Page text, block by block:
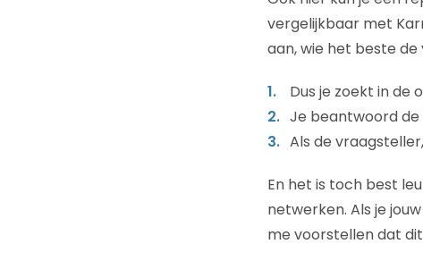
vergelijkbaar met
aan, wie het beste
Dus je zoekt in de
Je beantwoord
Als de
En het is toch best
netwerken. Als je
me voorstellen dat